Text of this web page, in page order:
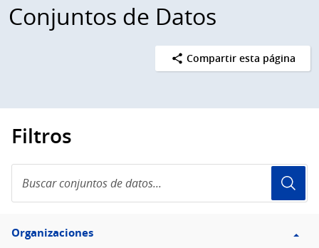
Conjuntos de Datos
Compartir esta página
Filtros
conjuntos
de
Filtro
Organizaciones